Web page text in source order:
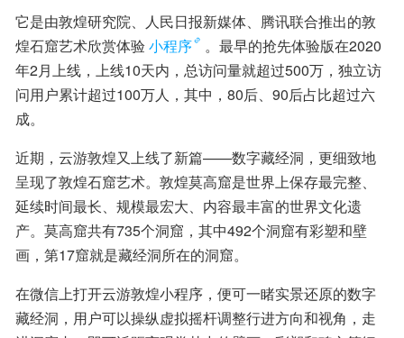
它是由敦煌研究院、人民日报新媒体、腾讯联合推出的敦
煌石窟艺术欣赏体验 小程序
。最早的抢先体验版在2020
年2月上线，上线10天内，总访问量就超过500万，独立访
问用户累计超过100万人，其中，80后、90后占比超过六
成。
近期，云游敦煌又上线了新篇——数字藏经洞，更细致地
呈现了敦煌石窟艺术。敦煌莫高窟是世界上保存最完整、
延续时间最长、规模最宏大、内容最丰富的世界文化遗
产。莫高窟共有735个洞窟，其中492个洞窟有彩塑和壁
画，第17窟就是藏经洞所在的洞窟。
在微信上打开云游敦煌小程序，便可一睹实景还原的数字
藏经洞，用户可以操纵虚拟摇杆调整行进方向和视角，走